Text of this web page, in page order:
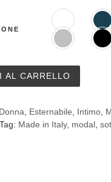
Egi art.1145 in modal
AL CARRELLO
Donna, Esternabile, Intimo,
Tag: Made in Italy, modal,